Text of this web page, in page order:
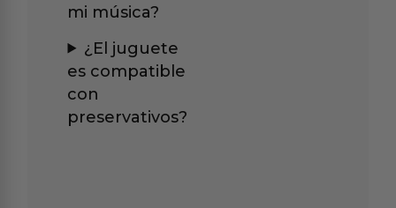
mi música?
¿El juguete
es compatible
con
preservativos?